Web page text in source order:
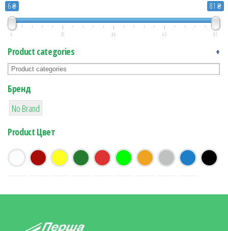
6 ₴ 81 ₴
6 25 44 62 81
Product categories +
Бренд
12
No Brand
Product Цвет